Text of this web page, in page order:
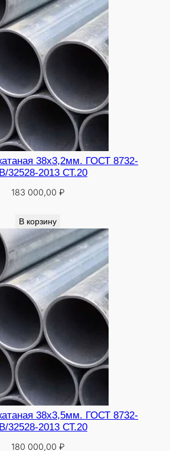
38х3,2мм. ГОСТ 8732-
32528-2013 СТ.20
183 000,00 ₽
В корзину
38х3,5мм. ГОСТ 8732-
32528-2013 СТ.20
180 000,00 ₽